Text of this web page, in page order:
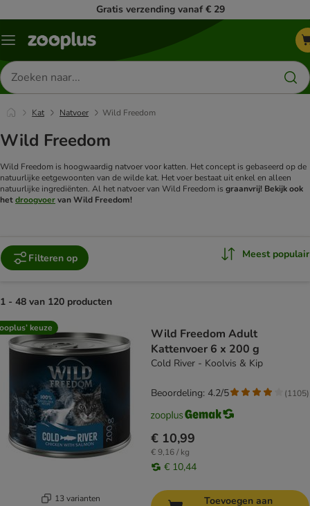
Gratis verzending vanaf € 29
Menu
Zoeken
naar
producten
Kat Natvoer Wild Freedom
Wild Freedom
Wild Freedom is hoogwaardig natvoer voor katten. Het concept is gebaseerd op de
natuurlijke eetgewoonten van de wilde kat. Het voer bestaat uit enkel en alleen
natuurlijke ingrediënten. Al het natvoer van Wild Freedom is graanvrij! Bekijk ook
hetdroogvoervan Wild Freedom!
Filteren op Meest populair
1 - 48 van 120 producten
product items have been changed
keuze
13 varianten
Wild Freedom Adult
Kattenvoer 6 x 200 g
Cold River - Koolvis & Kip
€ 10,99
€ 9,16 / kg
€ 10,44
Beoordeling: 4.2/5 (1105)
Toevoegen aan